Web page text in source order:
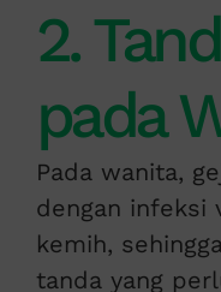
2.
pada
Pada wanita,
dengan infeksi
kemih,
tanda yang